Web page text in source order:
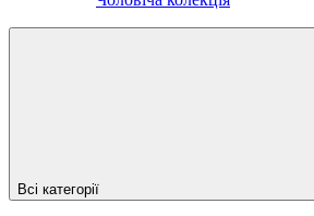
Всі категорії